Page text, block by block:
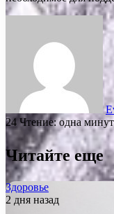
24 Чтение: одна
Читайте еще
Здоровье
2 дня назад